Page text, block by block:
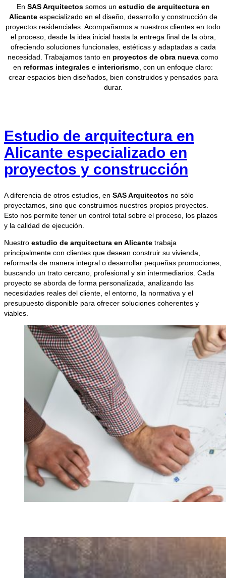
En SAS Arquitectossomos un estudio de arquitectura en
Alicanteespecializado en el diseño, desarrollo y construcción de
proyectos residenciales. Acompañamos a nuestros clientes en todo
el proceso, desde la idea inicial hasta la entrega final de la obra,
ofreciendo soluciones funcionales, estéticas y adaptadas a cada
necesidad. Trabajamos tanto en proyectos de obra nueva como
en reformas integrales e interiorismo , con un enfoque claro:
crear espacios bien diseñados, bien construidos y pensados para
durar.
Estudio de arquitectura en
Alicante especializado en
proyectos y construcción
A diferencia de otros estudios, en SAS Arquitectos no sólo
proyectamos, sino que construimos nuestros propios proyectos.
Esto nos permite tener un control total sobre el proceso, los plazos
y la calidad de ejecución.
Nuestro estudio de arquitectura en Alicante trabaja
principalmente con clientes que desean construir su vivienda,
reformarla de manera integral o desarrollar pequeñas promociones,
buscando un trato cercano, profesional y sin intermediarios. Cada
proyecto se aborda de forma personalizada, analizando las
necesidades reales del cliente, el entorno, la normativa y el
presupuesto disponible para ofrecer soluciones coherentes y
viables.